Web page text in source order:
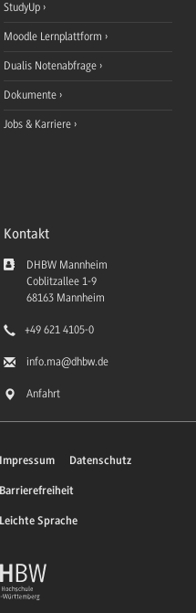
StudyUp
Moodle Lernplattform
Dualis Notenabfrage
Dokumente
Jobs & Karriere
Kontakt
DHBW Mannheim
Coblitzallee 1-9
68163 Mannheim
+49 621 4105-0
info.ma@dhbw.de
Anfahrt
Impressum Datenschutz
Barrierefreiheit
Leichte Sprache